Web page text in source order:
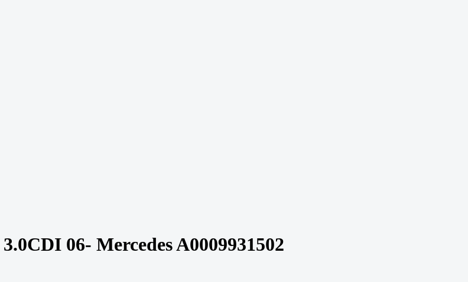
06- Mercedes A0009931502